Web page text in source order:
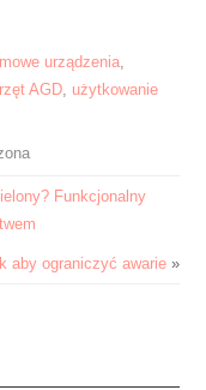
urządzenia,
AGD, użytkowanie
Funkcjonalny
aby ograniczyć awarie»